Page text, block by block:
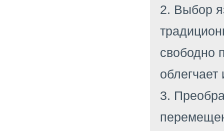
2. Выбор
свободно
3.